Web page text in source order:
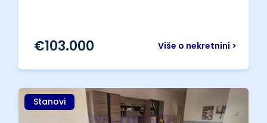
Više o nekretnini >
€103.000
Stanovi